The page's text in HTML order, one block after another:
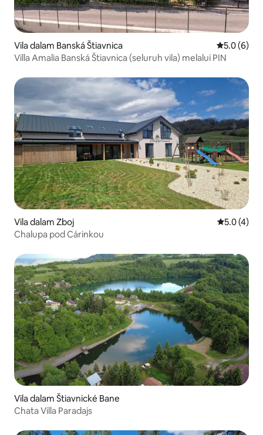
Vila dalam Banská Štiavnica Penarafan
5.0 (6)
Villa Amalia Banská Štiavnica (seluruh vila) melalui PIN
Vila dalam Zboj Penarafan
5.0 (4)
Chalupa pod Cárinkou
Vila dalam Štiavnické Bane
Chata Villa Paradajs